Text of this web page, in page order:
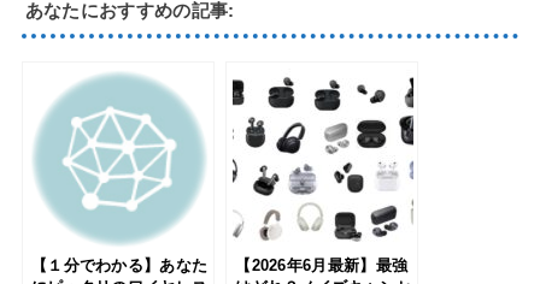
あなたにおすすめの記事:
【１分でわかる】あなた
【2026年6月最新】最強